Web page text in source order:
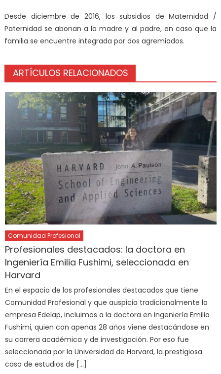
Desde diciembre de 2016, los subsidios de Maternidad /
Paternidad se abonan a la madre y al padre, en caso que la
familia se encuentre integrada por dos agremiados.
ARTÍCULOS RELACIONADOS
Comunidad Profesional
Profesionales destacados: la doctora en
Ingeniería Emilia Fushimi, seleccionada en
Harvard
En el espacio de los profesionales destacados que tiene
Comunidad Profesional y que auspicia tradicionalmente la
empresa Edelap, incluimos a la doctora en Ingeniería Emilia
Fushimi, quien con apenas 28 años viene destacándose en
su carrera académica y de investigación. Por eso fue
seleccionada por la Universidad de Harvard, la prestigiosa
casa de estudios de […]